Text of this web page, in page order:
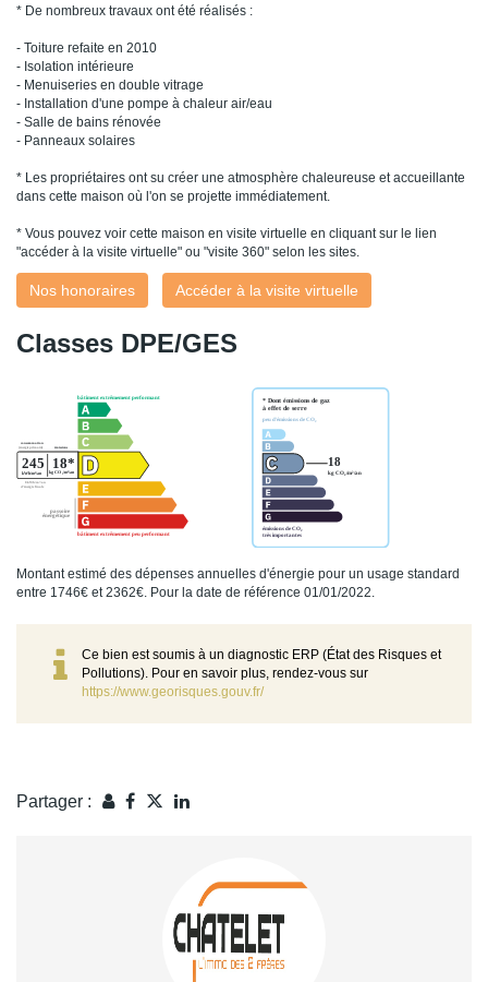
* De nombreux travaux ont été réalisés :
- Toiture refaite en 2010
- Isolation intérieure
- Menuiseries en double vitrage
- Installation d'une pompe à chaleur air/eau
- Salle de bains rénovée
- Panneaux solaires
* Les propriétaires ont su créer une atmosphère chaleureuse et accueillante
dans cette maison où l'on se projette immédiatement.
* Vous pouvez voir cette maison en visite virtuelle en cliquant sur le lien
"accéder à la visite virtuelle" ou "visite 360" selon les sites.
Nos honoraires Accéder à la visite virtuelle
Classes DPE/GES
Montant estimé des dépenses annuelles d'énergie pour un usage standard
entre 1746€ et 2362€. Pour la date de référence 01/01/2022.
Ce bien est soumis à un diagnostic ERP (État des Risques et
Pollutions). Pour en savoir plus, rendez-vous sur
https://www.georisques.gouv.fr/
Partager :